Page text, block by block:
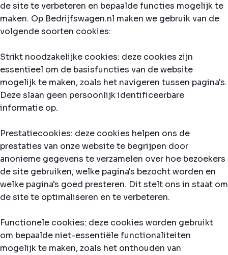
de site te verbeteren en bepaalde functies mogelijk te
maken. Op Bedrijfswagen.nl maken we gebruik van de
volgende soorten cookies:
Strikt noodzakelijke cookies: deze cookies zijn
essentieel om de basisfuncties van de website
mogelijk te maken, zoals het navigeren tussen pagina's.
Deze slaan geen persoonlijk identificeerbare
informatie op.
Prestatiecookies: deze cookies helpen ons de
prestaties van onze website te begrijpen door
anonieme gegevens te verzamelen over hoe bezoekers
de site gebruiken, welke pagina's bezocht worden en
welke pagina's goed presteren. Dit stelt ons in staat om
de site te optimaliseren en te verbeteren.
Functionele cookies: deze cookies worden gebruikt
om bepaalde niet-essentiële functionaliteiten
mogelijk te maken, zoals het onthouden van